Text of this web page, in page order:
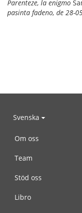
Parenteze, la enigmo
pasinta fadeno, de 28-
Svenska
Om oss
Team
Stöd oss
Libro